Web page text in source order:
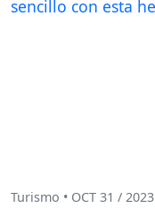
Turismo • OCT 31 / 2023